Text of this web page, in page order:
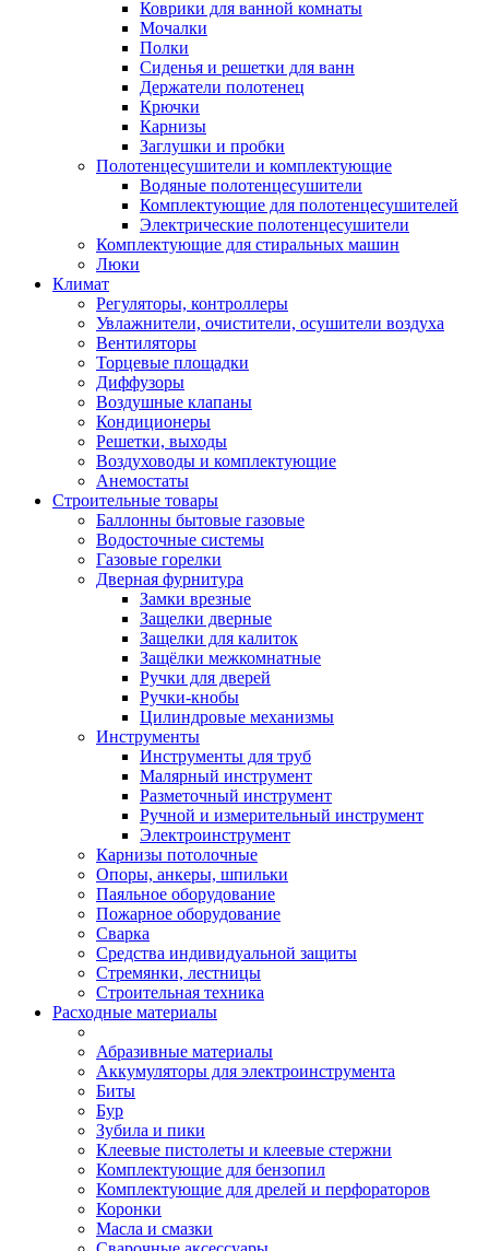
Коврики для ванной комнаты
Мочалки
Полки
Сиденья и решетки для ванн
Держатели полотенец
Крючки
Карнизы
Заглушки и пробки
Полотенцесушители и комплектующие
Водяные полотенцесушители
Комплектующие для полотенцесушителей
Электрические полотенцесушители
Комплектующие для стиральных машин
Люки
Климат
Регуляторы, контроллеры
Увлажнители, очистители, осушители воздуха
Вентиляторы
Торцевые площадки
Диффузоры
Воздушные клапаны
Кондиционеры
Решетки, выходы
Воздуховоды и комплектующие
Анемостаты
Строительные товары
Баллонны бытовые газовые
Водосточные системы
Газовые горелки
Дверная фурнитура
Замки врезные
Защелки дверные
Защелки для калиток
Защёлки межкомнатные
Ручки для дверей
Ручки-кнобы
Цилиндровые механизмы
Инструменты
Инструменты для труб
Малярный инструмент
Разметочный инструмент
Ручной и измерительный инструмент
Электроинструмент
Карнизы потолочные
Опоры, анкеры, шпильки
Паяльное оборудование
Пожарное оборудование
Сварка
Средства индивидуальной защиты
Стремянки, лестницы
Строительная техника
Расходные материалы
Абразивные материалы
Аккумуляторы для электроинструмента
Биты
Бур
Зубила и пики
Клеевые пистолеты и клеевые стержни
Комплектующие для бензопил
Комплектующие для дрелей и перфораторов
Коронки
Масла и смазки